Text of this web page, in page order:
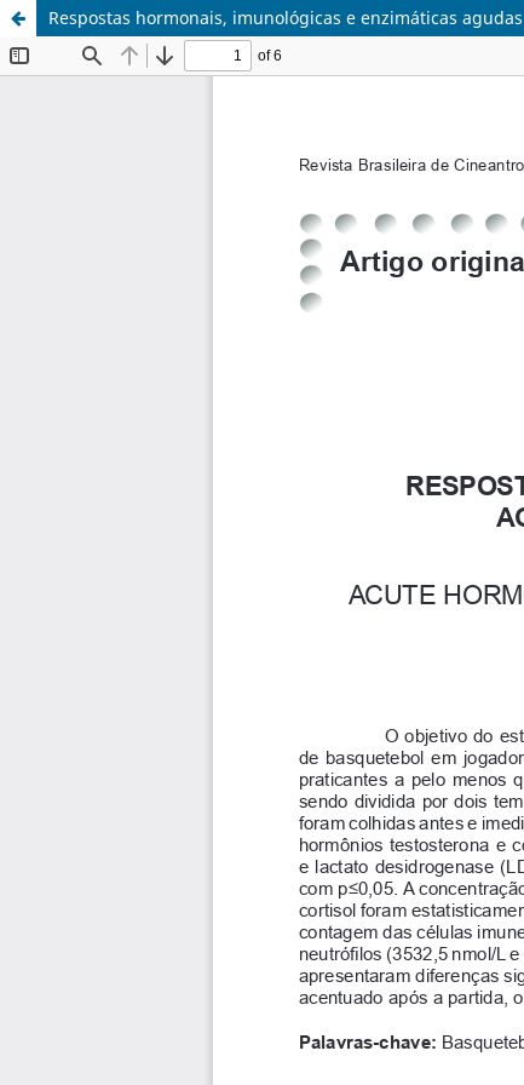
Respostas hormonais, imunológicas e enzimáticas